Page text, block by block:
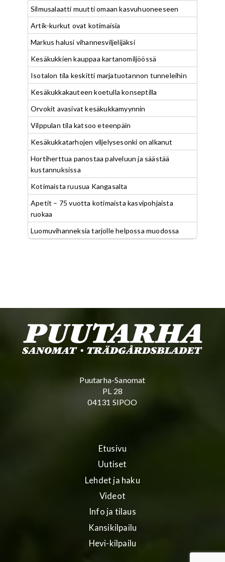
Silmusalaatti muutti omaan kasvuhuoneeseen
Artik-kurkut ovat kotimaisia
Markus halusi vihannesviljelijäksi
Kesäkukkien kauppaa kartanomiljöössä
Isotalon tila keskitti marjatuotannon tunneleihin
Kesäkukkakauteen koetulla konseptilla
Orvokit avasivat kesäkukkamyynnin
Vilppulan tila katsoo eteenpäin
Kesäkukkatarhojen viljelysesonki on alkanut
Hortiherttua panostaa palveluun ja säästää
kustannuksissa
Kotimaista ruusua Kangasalta
Apetit – 75 vuotta kotimaista kasvipohjaista
ruokaa
Luomuvihanneksia tarjolle helpossa muodossa
Puutarha-Sanomat
PL 28
04131 SIPOO
Etusivu
Uutiset
Lehdet ja haku
Videot
Info ja tilaus
Kansikilpailu
Hevi-kilpailu